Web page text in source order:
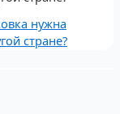
нужна
стране?